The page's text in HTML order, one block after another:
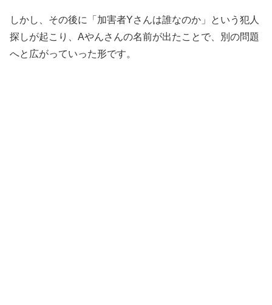
しかし、その後に「加害者Yさんは誰なのか」という犯人
探しが起こり、Aやんさんの名前が出たことで、別の問題
へと広がっていった形です。